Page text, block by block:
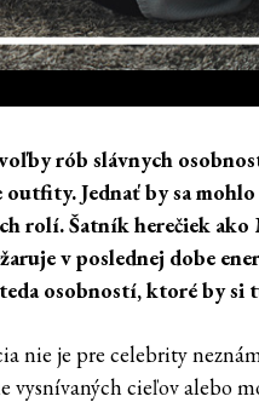
voľby rób slávnych
outfity. Jednať by sa
rolí. Šatník herečiek
v poslednej dobe
osobností, ktoré by
nie je pre celebrity
vysnívaných cieľov alebo